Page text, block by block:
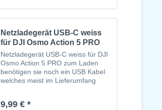
Netzladegerät USB-C weiss
für DJI Osmo Action 5 PRO
Netzladegerät USB-C weiss für DJI
Osmo Action 5 PRO zum Laden
benötigen sie noch ein USB Kabel
welches meist im Lieferumfang
9,99 € *